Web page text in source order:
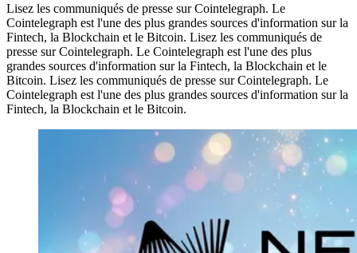
Lisez les communiqués de presse sur Cointelegraph. Le
Cointelegraph est l'une des plus grandes sources d'information sur la
Fintech, la Blockchain et le Bitcoin. Lisez les communiqués de
presse sur Cointelegraph. Le Cointelegraph est l'une des plus
grandes sources d'information sur la Fintech, la Blockchain et le
Bitcoin. Lisez les communiqués de presse sur Cointelegraph. Le
Cointelegraph est l'une des plus grandes sources d'information sur la
Fintech, la Blockchain et le Bitcoin.